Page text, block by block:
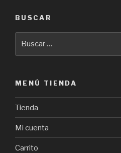
BUSCAR
MENÚ TIENDA
Tienda
Mi cuenta
Carrito